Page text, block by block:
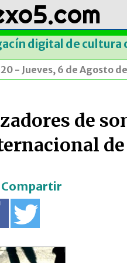
digital de cultura
20 - Jueves, 6 de Agosto
de
Compartir